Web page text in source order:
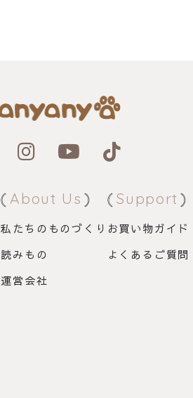
About Us
私たちのものづくり
読みもの
運営会社
Support
お買い物ガイド
よくあるご質問